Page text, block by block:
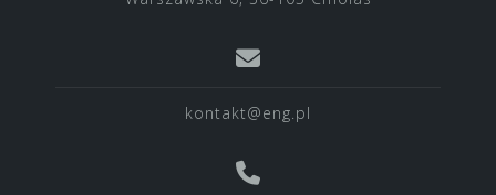
kontakt@eng.pl